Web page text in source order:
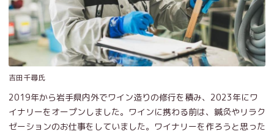
吉田千尋氏
2019年から岩手県内外でワイン造りの修行を積み、2023年にワ
イナリーをオープンしました。ワインに携わる前は、鍼灸やリラク
ゼーションのお仕事をしていました。ワイナリーを作ろうと思った